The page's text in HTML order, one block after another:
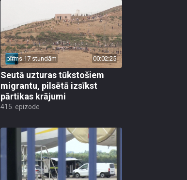
pirms 17 stundām 00:02:25
Seutā uzturas tūkstošiem
migrantu, pilsētā izsīkst
pārtikas krājumi
415. epizode